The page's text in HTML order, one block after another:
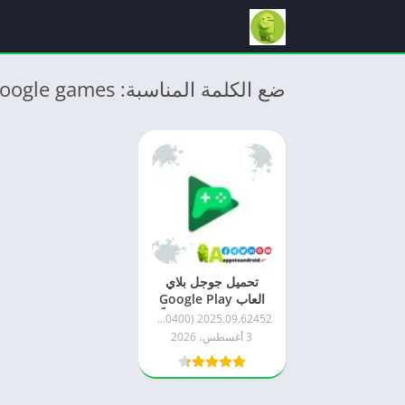
ضع الكلمة المناسبة: Google games
تحميل جوجل بلاي
العاب Google Play
Games APK مجاناً
2026 للاندرويد – أحدث
2025.09.62452 (827342201.827342201-190400)
3 أغسطس، 2026